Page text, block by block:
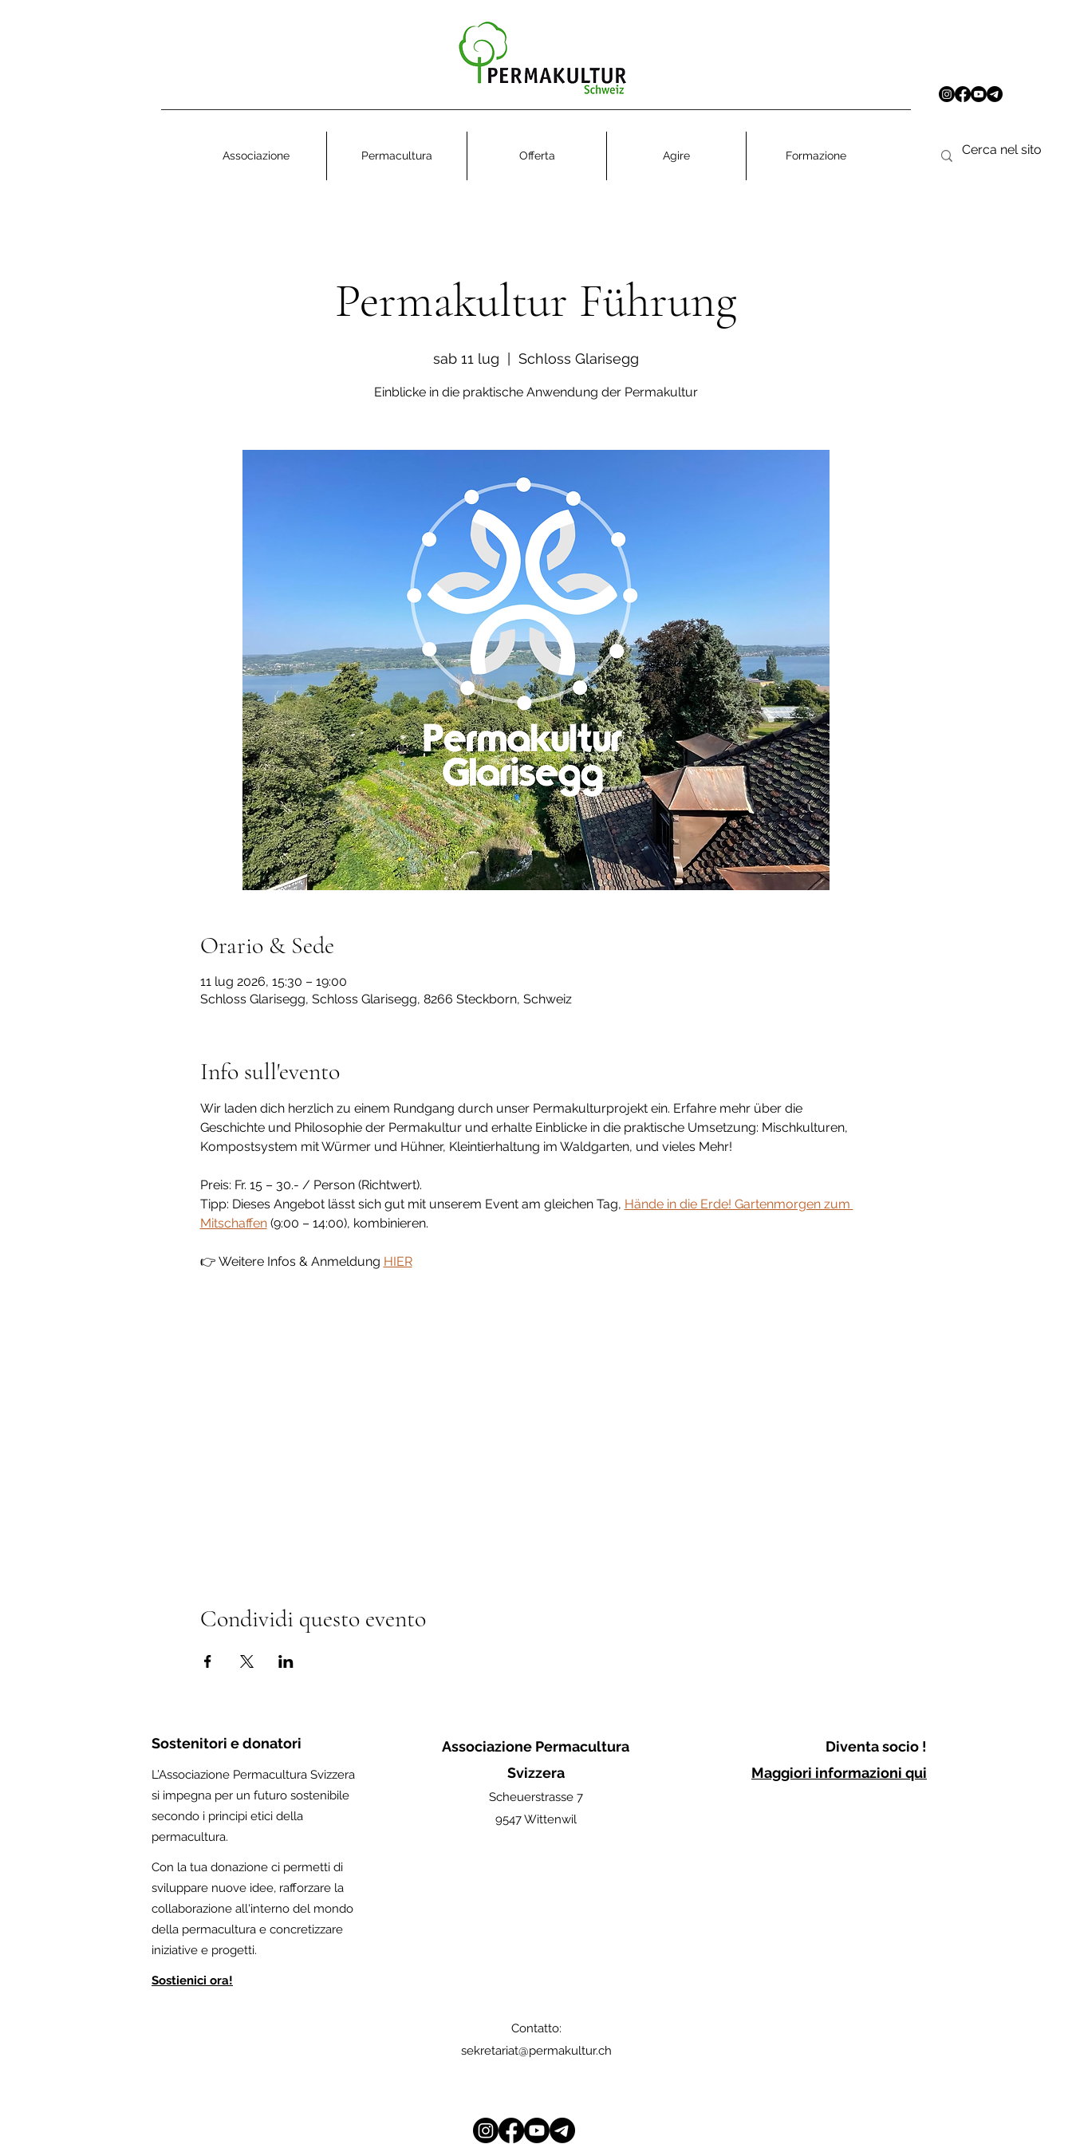
Associazione Permacultura Offerta Agire Formazione
Permakultur Führung
sab 11 lug Schloss Glarisegg
Einblicke in die praktische Anwendung der Permakultur
Orario & Sede
11 lug 2026, 15:30 – 19:00
Schloss Glarisegg, Schloss Glarisegg, 8266 Steckborn, Schweiz
Info sull'evento
Wir laden dich herzlich zu einem Rundgang durch unser Permakulturprojekt ein. Erfahre mehr über die
Geschichte und Philosophie der Permakultur und erhalte Einblicke in die praktische Umsetzung: Mischkulturen,
Kompostsystem mit Würmer und Hühner, Kleintierhaltung im Waldgarten, und vieles Mehr!
Preis: Fr. 15 – 30.- / Person (Richtwert).
Tipp: Dieses Angebot lässt sich gut mit unserem Event am gleichen Tag, Hände in die Erde! Gartenmorgen zum
Mitschaffen (9:00 – 14:00), kombinieren.
👉 Weitere Infos & Anmeldung HIER
Condividi questo evento
Sostenitori e donatori
L’Associazione Permacultura Svizzera
si impegna per un futuro sostenibile
secondo i principi etici della
permacultura.
Con la tua donazione ci permetti di
sviluppare nuove idee, rafforzare la
collaborazione all'interno del mondo
della permacultura e concretizzare
iniziative e progetti.
Sostienici ora!
Associazione Permacultura
Svizzera
Scheuerstrasse 7
9547 Wittenwil
Diventa socio !
Maggiori informazioni qui
Contatto:
sekretariat@permakultur.ch